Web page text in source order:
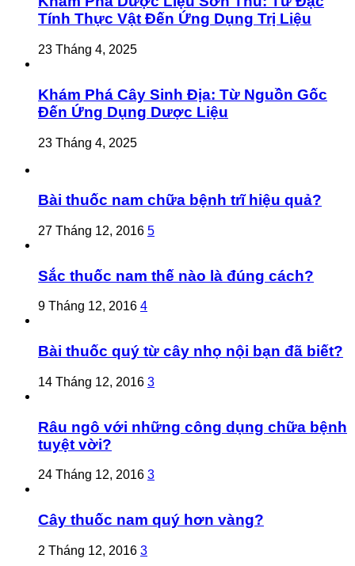
Tính Thực Vật Đến Ứng Dụng Trị Liệu
23 Tháng 4, 2025
Khám Phá Cây Sinh Địa: Từ Nguồn Gốc
Đến Ứng Dụng Dược Liệu
23 Tháng 4, 2025
Bài thuốc nam chữa bệnh trĩ hiệu quả?
27 Tháng 12, 2016 5
Sắc thuốc nam thế nào là đúng cách?
9 Tháng 12, 2016 4
Bài thuốc quý từ cây nhọ nội bạn đã biết?
14 Tháng 12, 2016 3
Râu ngô với những công dụng chữa bệnh
tuyệt vời?
24 Tháng 12, 2016 3
Cây thuốc nam quý hơn vàng?
2 Tháng 12, 2016 3